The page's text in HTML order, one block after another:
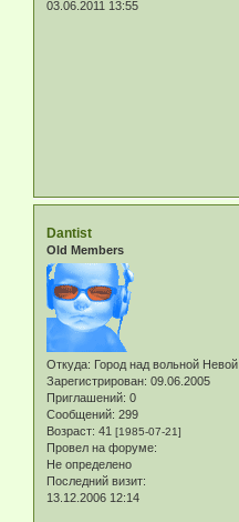
03.06.2011 13:55
Dantist
Old Members
Откуда: Город над вольной Невой
Зарегистрирован: 09.06.2005
Приглашений: 0
Сообщений: 299
Возраст: 41 [1985-07-21]
Провел на форуме:
Не определено
Последний визит:
13.12.2006 12:14